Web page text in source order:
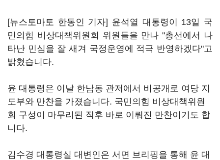
[뉴스토마토 한동인 기자] 윤석열 대통령이 13일 국
민의힘 비상대책위원회 위원들을 만나 "총선에서 나
타난 민심을 잘 새겨 국정운영에 적극 반영하겠다"고
밝혔습니다.
윤 대통령은 이날 한남동 관저에서 비공개로 여당 지
도부와 만찬을 가졌습니다. 국민의힘 비상대책위원
회 구성이 마무리된 직후 바로 이뤄진 만찬이기도 합
니다.
김수경 대통령실 대변인은 서면 브리핑을 통해 윤 대